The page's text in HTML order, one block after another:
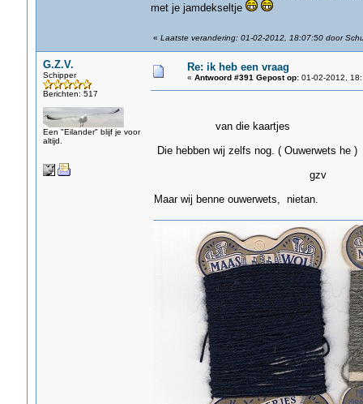
met je jamdekseltje
« Laatste verandering: 01-02-2012, 18:07:50 door
G.Z.V.
Schipper
Berichten: 517
Een "Eilander" blijf je voor
altijd.
Re: ik heb een vraag
« Antwoord #391 Gepost op:01-02-2012,
van die kaartjes
Die hebben wij zelfs nog. ( Ouwerwets he )
gzv
Maar wij benne ouwerwets, nietan.